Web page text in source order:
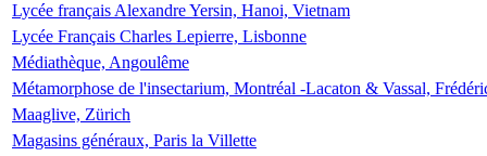
Lycée français Alexandre Yersin, Hanoi, Vietnam
Lycée Français Charles Lepierre, Lisbonne
Médiathèque, Angoulême
Métamorphose de l'insectarium, Montréal -Lacaton & Vassal,
Maaglive, Zürich
Magasins généraux, Paris la Villette